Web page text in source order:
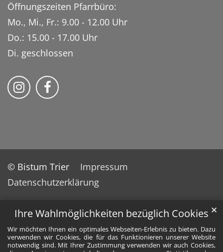
Ihre Wahlmöglichkeiten bezüglich Cookies
Wir möchten Ihnen ein optimales Webseiten-Erlebnis zu bieten. Dazu
verwenden wir Cookies, die für das Funktionieren unserer Website
notwendig sind. Mit Ihrer Zustimmung verwenden wir auch Cookies,
✕
Öffnungszeiten Pfarrbüro:
Mo., Mi., Fr.: 9.00 - 12.00 Uhr
Do.: 15.00 - 17.00 Uhr
Di. geschlossen
Bistum Trier auf Instragram
Bistum Trier auf Facebook
© Bistum Trier
Impressum
Datenschutzerklärung